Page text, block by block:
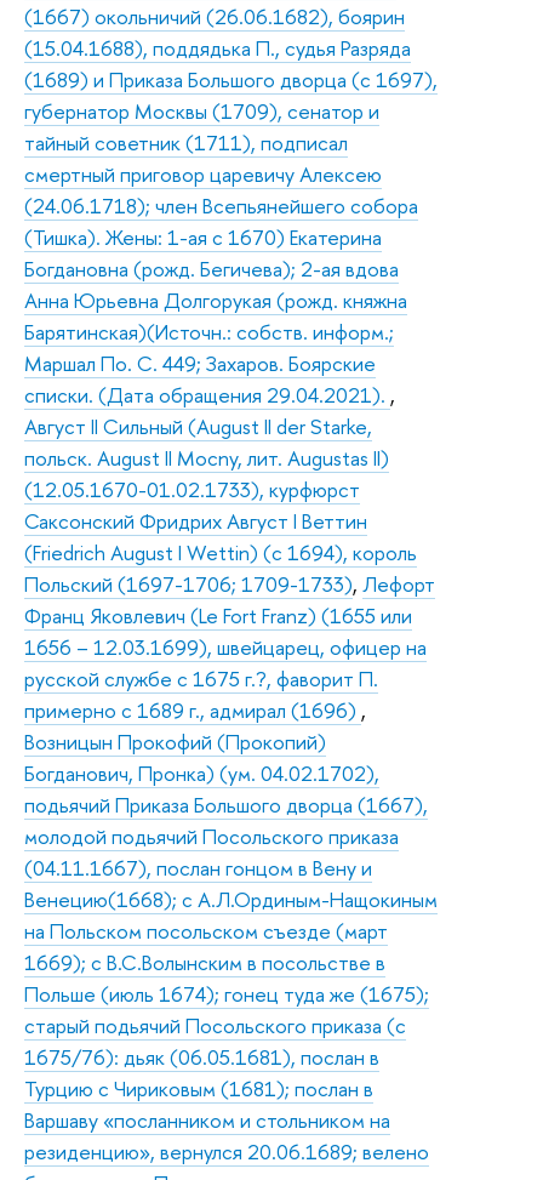
(1667) окольничий (26.06.1682), боярин
(15.04.1688), поддядька П., судья Разряда
(1689) и Приказа Большого дворца (с 1697),
губернатор Москвы (1709), сенатор и
тайный советник (1711), подписал
смертный приговор царевичу Алексею
(24.06.1718); член Всепьянейшего собора
(Тишка). Жены: 1-ая с 1670) Екатерина
Богдановна (рожд. Бегичева); 2-ая вдова
Анна Юрьевна Долгорукая (рожд. княжна
Барятинская)(Источн.: собств. информ.;
Маршал По. С. 449; Захаров. Боярские
списки. (Дата обращения 29.04.2021). ,
Август II Сильный (August II der Starke,
польск. August II Mocny, лит. Augustas II)
(12.05.1670-01.02.1733), курфюрст
Саксонский Фридрих Август I Веттин
(Friedrich August I Wettin) (с 1694), король
Польский (1697-1706; 1709-1733), Лефорт
Франц Яковлевич (Le Fort Franz) (1655 или
1656 – 12.03.1699), швейцарец, офицер на
русской службе с 1675 г.?, фаворит П.
примерно с 1689 г., адмирал (1696) ,
Возницын Прокофий (Прокопий)
Богданович, Пронка) (ум. 04.02.1702),
подьячий Приказа Большого дворца (1667),
молодой подьячий Посольского приказа
(04.11.1667), послан гонцом в Вену и
Венецию(1668); с А.Л.Ординым-Нащокиным
на Польском посольском съезде (март
1669); с В.С.Волынским в посольстве в
Польше (июль 1674); гонец туда же (1675);
старый подьячий Посольского приказа (с
1675/76): дьяк (06.05.1681), послан в
Турцию с Чириковым (1681); послан в
Варшаву «посланником и стольником на
резиденцию», вернулся 20.06.1689; велено